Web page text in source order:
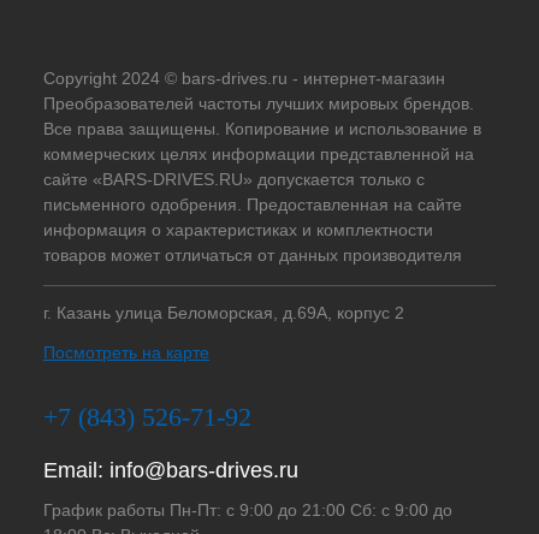
Copyright 2024 © bars-drives.ru - интернет-магазин
Преобразователей частоты лучших мировых брендов.
Все права защищены. Копирование и использование в
коммерческих целях информации представленной на
сайте «BARS-DRIVES.RU» допускается только с
письменного одобрения. Предоставленная на сайте
информация о характеристиках и комплектности
товаров может отличаться от данных производителя
г. Казань улица Беломорская, д.69А, корпус 2
Посмотреть на карте
+7 (843) 526-71-92
Email: info@bars-drives.ru
График работы Пн-Пт: с 9:00 до 21:00 Сб: с 9:00 до